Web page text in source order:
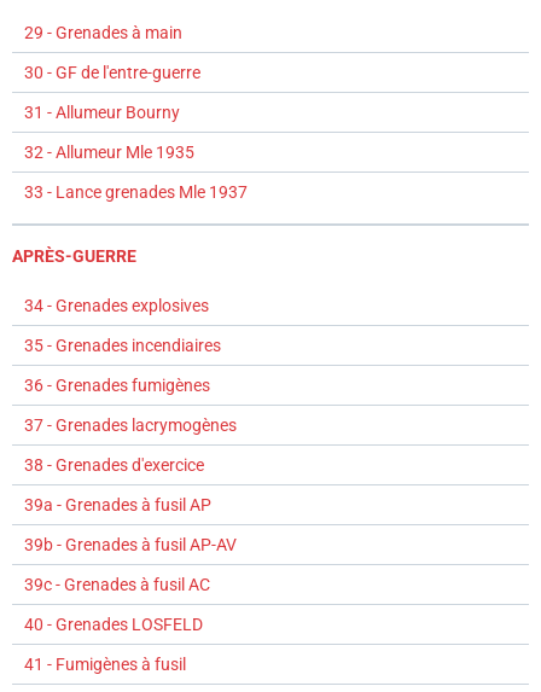
29 - Grenades à main
30 - GF de l'entre-guerre
31 - Allumeur Bourny
32 - Allumeur Mle 1935
33 - Lance grenades Mle 1937
APRÈS-GUERRE
34 - Grenades explosives
35 - Grenades incendiaires
36 - Grenades fumigènes
37 - Grenades lacrymogènes
38 - Grenades d'exercice
39a - Grenades à fusil AP
39b - Grenades à fusil AP-AV
39c - Grenades à fusil AC
40 - Grenades LOSFELD
41 - Fumigènes à fusil